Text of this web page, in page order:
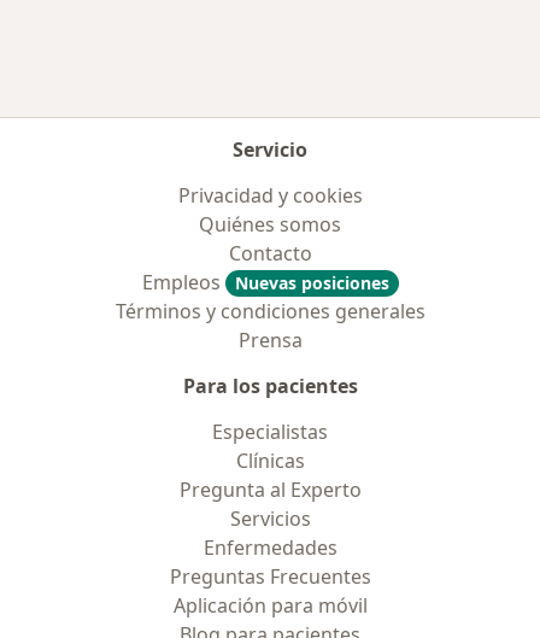
Servicio
Privacidad y cookies
Quiénes somos
Contacto
Empleos
Nuevas posiciones
Términos y condiciones generales
Prensa
Para los pacientes
Especialistas
Clínicas
Pregunta al Experto
Servicios
Enfermedades
Preguntas Frecuentes
Aplicación para móvil